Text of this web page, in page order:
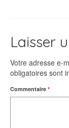
Laisser
Votre adresse e-
obligatoires sont
Commentaire *